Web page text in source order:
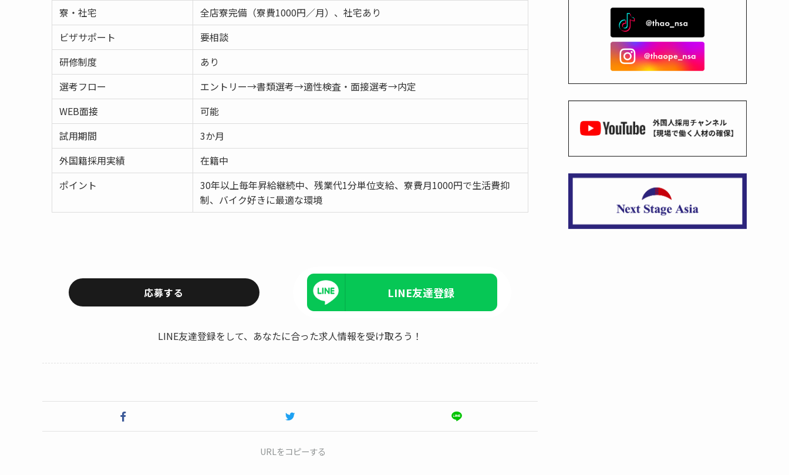
寮・社宅
全店寮完備（寮費1000円／月）、社宅あり
ビザサポート
要相談
研修制度
あり
選考フロー
エントリー→書類選考→適性検査・面接選考→内定
WEB面接
可能
試用期間
3か月
外国籍採用実績
在籍中
ポイント
30年以上毎年昇給継続中、残業代1分単位支給、寮費月1000円で生活費抑
制、バイク好きに最適な環境
応募する LINE友達登録
LINE友達登録をして、あなたに合った求人情報を受け取ろう！
URLをコピーする